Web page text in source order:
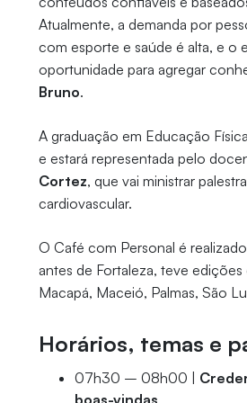
Atualmente, a demanda por
com esporte e saúde é alta, e o
oportunidade para agregar
Bruno.
A graduação em Educação
e estará representada pelo
Cortez, que vai ministrar
cardiovascular.
O Café com Personal é
antes de Fortaleza, teve edições
Macapá, Maceió, Palmas, São
Horários, temas e
07h30 – 08h00 |